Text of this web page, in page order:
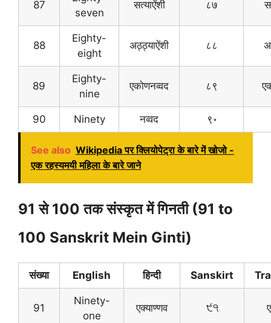
87
seven
सत्याऐंशी ८७
88
Eighty-
eight
अठ्ठ्याऐंशी ८८
89
Eighty-
nine
एकोणनव्वद ८९
90 Ninety नव्वद ९॰
See also Wikipedia पर क्लियोपेट्रा के बारे में खोजो -
एक रहस्यमयी महिला के बारे जाने
91 से 100 तक संस्कृत में गिनती (91 to
100 Sanskrit Mein Ginti)
संख्या English हिन्दी Sanskirt
91
Ninety-
one
एक्याण्णव ੯੧